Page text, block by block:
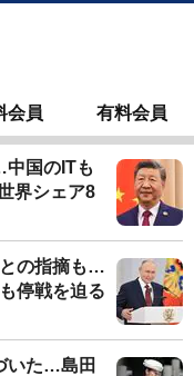
会員 有料会員
国のITも
界シェア8
の指摘も…
停戦を迫る
いた…島田